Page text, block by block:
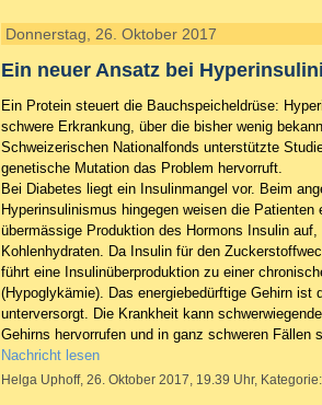
Donnerstag, 26. Oktober 2017
Ein neuer Ansatz bei
Ein Protein steuert die Bauchspeicheldrüse:
schwere Erkrankung, über die bisher wenig
Schweizerischen Nationalfonds unterstützte
genetische Mutation das Problem hervorruft.
Bei Diabetes liegt ein Insulinmangel vor. Beim
Hyperinsulinismus hingegen weisen die Patienten
übermässige Produktion des Hormons Insulin
Kohlenhydraten. Da Insulin für den
führt eine Insulinüberproduktion zu einer
(Hypoglykämie). Das energiebedürftige Gehirn ist
unterversorgt. Die Krankheit kann
Gehirns hervorrufen und in ganz schweren Fällen
Nachricht lesen
Helga Uphoff, 26. Oktober 2017, 19.39 Uhr,